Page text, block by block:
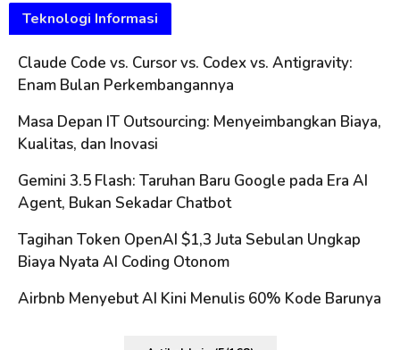
Teknologi Informasi
Claude Code vs. Cursor vs. Codex vs. Antigravity:
Enam Bulan Perkembangannya
Masa Depan IT Outsourcing: Menyeimbangkan Biaya,
Kualitas, dan Inovasi
Gemini 3.5 Flash: Taruhan Baru Google pada Era AI
Agent, Bukan Sekadar Chatbot
Tagihan Token OpenAI $1,3 Juta Sebulan Ungkap
Biaya Nyata AI Coding Otonom
Airbnb Menyebut AI Kini Menulis 60% Kode Barunya